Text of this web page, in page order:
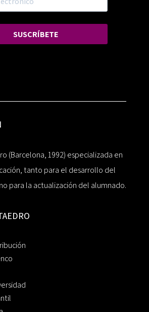
SUSCRÍBETE
(Barcelona, 1992) especializada en
tanto para el desarrollo del
para la actualización del alumnado.